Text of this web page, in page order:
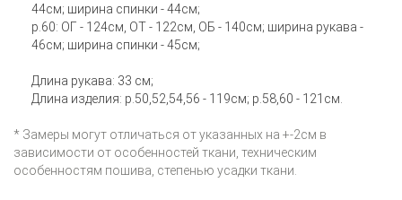
44см; ширина спинки - 44см;
р.60: ОГ - 124см, ОТ - 122см, ОБ - 140см; ширина рукава -
46см; ширина спинки - 45см;
Длина рукава: 33 см;
Длина изделия: р.50,52,54,56 - 119см; р.58,60 - 121см.
* Замеры могут отличаться от указанных на +-2см в
зависимости от особенностей ткани, техническим
особенностям пошива, степенью усадки ткани.